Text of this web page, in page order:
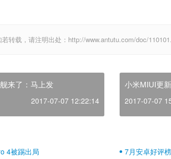
转载，请注明出处：http://www.antutu.com/doc/
来了：马上发
2017-07-07 12:22:14
小米MIUI更
2017-07-07
4被踢出局
7月安卓好评